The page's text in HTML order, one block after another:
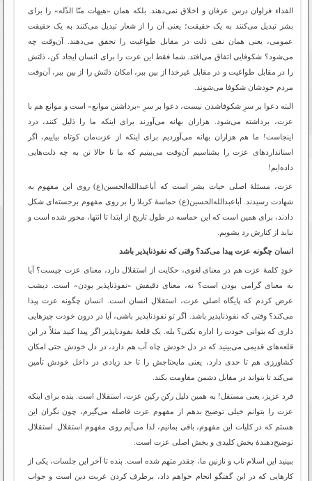
الفداء فراوان درس عرفان و اخلاق نمی‌دهند. بلکه همان «هیهات منّا الذّله» را برای
بشر تبدیل می‌کنند به یک حقیقت؛ یعنی آن را از شعار تبدیل می‌کنند به یک حقیقت
عمومی، یعنی همان نفی ذلت در مقابل طواغیت را تحقق می‌دهند. آن‌وقت چه
می‌شود؟ شکوفایی اتفاق می‌افتد. شما فقط این عزت را برای انسان ایجاد کن، ذلتش
را در مقابل طواغیت و در مقابل غیرخدا از بین ببر، امکان ذلتش را از بین ببر، آن‌وقت
مردم خودشان شکوفا می‌شوند.
البته دعوا بر سرِ شکوفاشدن نیست، دعوا بر سرِ «برداشتن موانع» است و موانع هم با
عزت، برداشته می‌شود. هزاران بهانه می‌آورند برای اینکه ما را ذلیل کنند، درد
اینجاست! ما هم هزاران بهانه می‌آوردیم برای اینکه از عزت‌مان کوتاه بیاییم، اگر
استانداردهای عزت را بشناسیم آن‌وقت می‌بینیم که ما تا حالا تن به چه ذلت‌هایی
داده‌ایم!
عزت، مسئلۀ اصلی حیات بشر است که أباعبدالله‌الحسین‌‌(ع) روی این مفهوم به
شهادت رسیدند. أباعبدالله‌الحسین‌‌(ع) حماسۀ کربلا را بر روی مفهوم برجسته‌ای شکل
دادند، برای همین است که این حماسه در طول تاریخ از ابتدا تا انتها، محور شده است و
نباید از کنارش رد بشویم.
انسان چگونه عزت پیدا می‌کند؟ وقتی که نفوذناپذیر باشد
خودِ کلمۀ عزت هم در معنای لغوی، حکایت از استقلال دارد، معنای عزت چیست؟ آیا
به معنای گرامی بودن است؟ نه، معنای دقیقش «نفوذناپذیر بودن» است. دیشب
عرض کردم که پایگاه اصلی عزت، استقلال انسان است. انسان چگونه عزت پیدا
می‌کند؟ وقتی که نفوذناپذیر باشد. اگر تو نفوذناپذیر باشی، آیا در درون خودت چیزهایی
داری که بتوانی خودت را اداره بکنی؟ بله. یک قلعۀ نفودناپذیر اگر پیدا کنید مثلاً در این
قلعه‌های قدیمی می‌بینید که در دل خودش چاه آب هم دارد، در دل خودش حتی امکان
کشاورزی هم تا حدی دارد، یعنی مایحتاجش را تا حد زیادی در داخل خودش تأمین
می‌کند تا بتواند در مقابل دشمن مقاومت بکند.
فرد عزیز، یعنی مستقل! به همین دلیل رکن رکین عزت، استقلال است. بنده برای اینکه
عزت را بتوانم خیلی توضیح بدهم از مفهوم عزت فاصله می‌گیرم، چون نگران این
هستم که در کلیات این مفهوم، باقی بمانیم، لذا می‌آیم روی مفهوم استقلال. استقلال
توضیح‌دهندۀ بخش کلیدی و بخش اصلی عزت است.
ببینید این اسلام ناب و نازنین ما، چقدر متهم شده است. بنده تا آخر این جلسات، یکی از
کارهایی که در این گفتگو انجام خواهم داد، برطرف کردن غربت دین است و جواب